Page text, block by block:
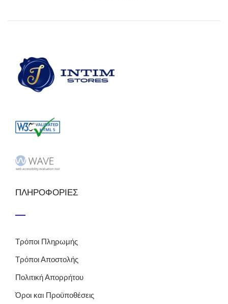
ΠΛΗΡΟΦΟΡΙΕΣ
Τρόποι Πληρωμής
Τρόποι Αποστολής
Πολιτική Απορρήτου
Όροι και Προϋποθέσεις